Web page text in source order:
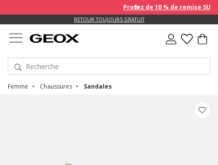
Profitez de 10 % de remise
RETOUR TOUJOURS GRATUIT
RETIREZ VOTRE COMMANDE DANS UN POINT DE RETRAIT PROCHE DE CHEZ VOUS.
Femme Chaussures Sandales